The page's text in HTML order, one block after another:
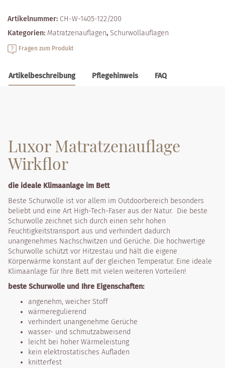
Artikelnummer: CH-W-1405-122/200
Kategorien: Matratzen­­auflagen, Schurwoll­auflagen
Fragen zum Produkt
Artikelbeschreibung Pflegehinweis FAQ
Luxor Matratzenauflage
Wirkflor
die ideale Klimaanlage im Bett
Beste Schurwolle ist vor allem im Outdoorbereich besonders
beliebt und eine Art High-Tech-Faser aus der Natur. Die beste
Schurwolle zeichnet sich durch einen sehr hohen
Feuchtigkeitstransport aus und verhindert dadurch
unangenehmes Nachschwitzen und Gerüche. Die hochwertige
Schurwolle schützt vor Hitzestau und hält die eigene
Körperwärme konstant auf der gleichen Temperatur. Eine ideale
Klimaanlage für Ihre Bett mit vielen weiteren Vorteilen!
beste Schurwolle und Ihre Eigenschaften:
angenehm, weicher Stoff
wärmeregulierend
verhindert unangenehme Gerüche
wasser- und schmutzabweisend
leicht bei hoher Wärmeleistung
kein elektrostatisches Aufladen
knitterfest